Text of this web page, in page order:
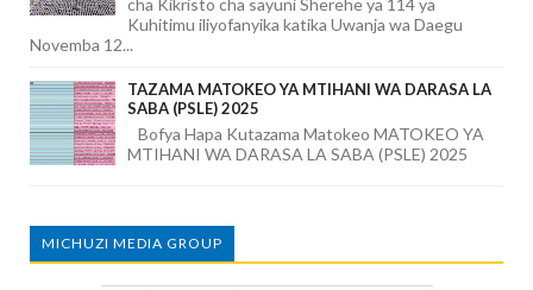
cha Kikristo cha sayuni Sherehe ya 114 ya
Kuhitimu iliyofanyika katika Uwanja wa Daegu
Novemba 12...
TAZAMA MATOKEO YA MTIHANI WA DARASA LA
SABA (PSLE) 2025
Bofya Hapa Kutazama Matokeo MATOKEO YA
MTIHANI WA DARASA LA SABA (PSLE) 2025
MICHUZI MEDIA GROUP